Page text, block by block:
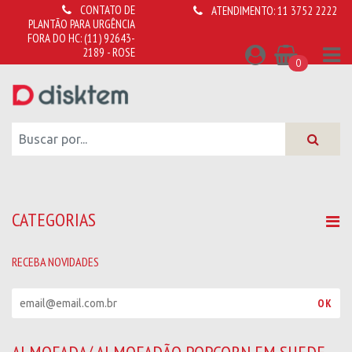
CONTATO DE
PLANTÃO PARA URGÊNCIA
FORA DO HC:(11) 92643-
2189 - ROSE
ATENDIMENTO:11 3752 2222
0
CATEGORIAS
RECEBA NOVIDADES
OK